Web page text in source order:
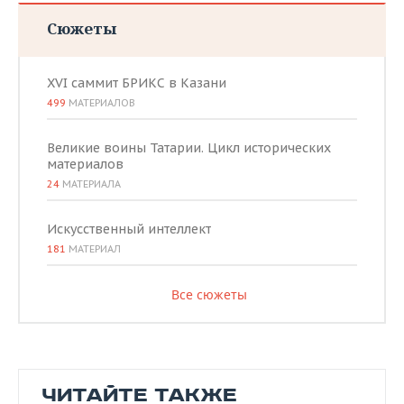
Сюжеты
XVI саммит БРИКС в Казани
499 МАТЕРИАЛОВ
Великие воины Татарии. Цикл исторических
материалов
24 МАТЕРИАЛА
Искусственный интеллект
181 МАТЕРИАЛ
Все сюжеты
ЧИТАЙТЕ ТАКЖЕ